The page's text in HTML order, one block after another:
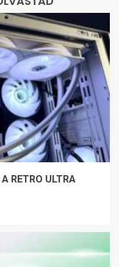
RETRO ULTRA